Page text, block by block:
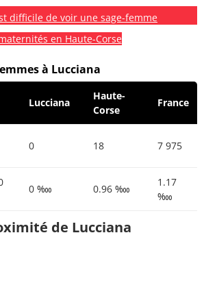
difficile de voir une sage-femme
en Haute-Corse
à Lucciana
Lucciana
Haute-
Corse
France
0 18 7 975
0 ‱ 0.96 ‱
1.17
‱
de Lucciana